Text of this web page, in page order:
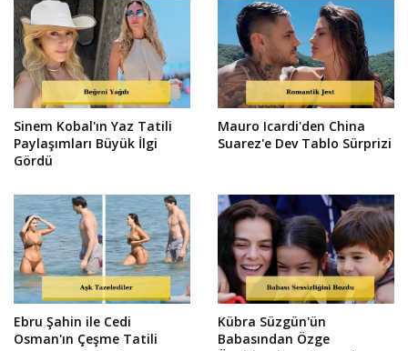
Sinem Kobal'ın Yaz Tatili
Paylaşımları Büyük İlgi
Gördü
Mauro Icardi'den China
Suarez'e Dev Tablo Sürprizi
Ebru Şahin ile Cedi
Osman'ın Çeşme Tatili
Kübra Süzgün'ün
Babasından Özge